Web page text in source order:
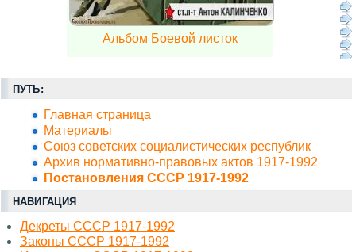
Альбом Боевой листок
ПУТЬ:
Главная страница
Материалы
Союз советских социалистических республик
Архив нормативно-правовых актов 1917-1992
Постановления СССР 1917-1992
НАВИГАЦИЯ
Декреты СССР 1917-1992
Законы СССР 1917-1992